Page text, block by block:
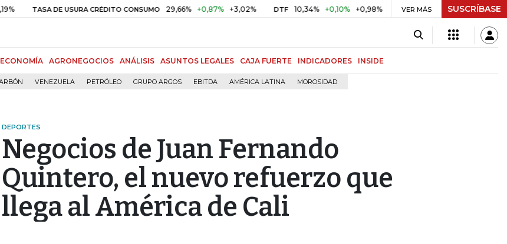
TASA DE USURA CRÉDITO CONSUMO 29,66% +0,87% +3,02% DTF 10,34% +0,10% +0,98% UVR $ 416,91 +$ 0,05 +0,01%
VER MÁS SUSCRÍBASE
AGRONEGOCIOS ANÁLISIS ASUNTOS LEGALES CAJA FUERTE INDICADORES INSIDE
VENEZUELA PETRÓLEO GRUPO ARGOS EBITDA AMÉRICA LATINA MOROSIDAD
DEPORTES
Negocios de Juan Fernando
Quintero, el nuevo refuerzo que
llega al América de Cali